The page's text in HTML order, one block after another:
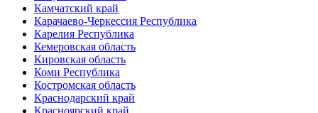
Камчатский край
Карачаево-Черкессия Республика
Карелия Республика
Кемеровская область
Кировская область
Коми Республика
Костромская область
Краснодарский край
Красноярский край